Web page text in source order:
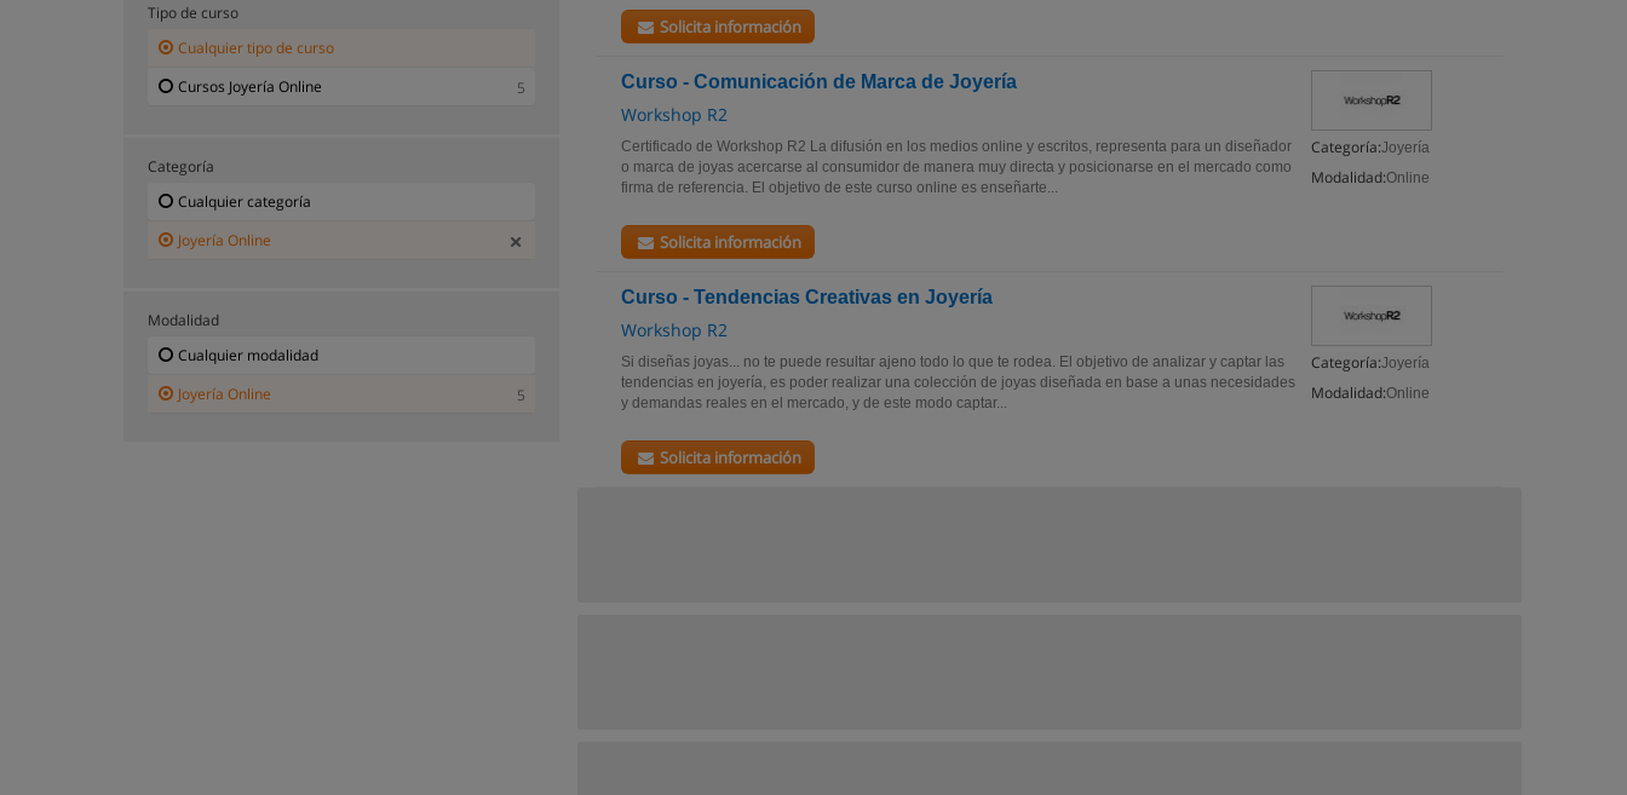
Solicita información
Curso - Comunicación de Marca de Joyería
Workshop R2
Categoría:Joyería
Modalidad:Online
Certificado de Workshop R2 La difusión en los medios online y escritos, representa para un diseñador
o marca de joyas acercarse al consumidor de manera muy directa y posicionarse en el mercado como
firma de referencia. El objetivo de este curso online es enseñarte...
Solicita información
Curso - Tendencias Creativas en Joyería
Workshop R2
Categoría:Joyería
Modalidad:Online
Si diseñas joyas... no te puede resultar ajeno todo lo que te rodea. El objetivo de analizar y captar las
tendencias en joyería, es poder realizar una colección de joyas diseñada en base a unas necesidades
y demandas reales en el mercado, y de este modo captar...
Solicita información
Tipo de curso
Cualquier tipo de curso
Cursos Joyería Online
5
Categoría
Cualquier categoría
Joyería Online
Modalidad
Cualquier modalidad
Joyería Online
5